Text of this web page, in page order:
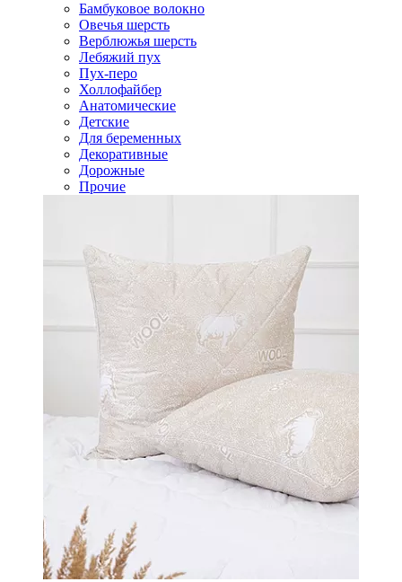
Бамбуковое волокно
Овечья шерсть
Верблюжья шерсть
Лебяжий пух
Пух-перо
Холлофайбер
Анатомические
Детские
Для беременных
Декоративные
Дорожные
Прочие